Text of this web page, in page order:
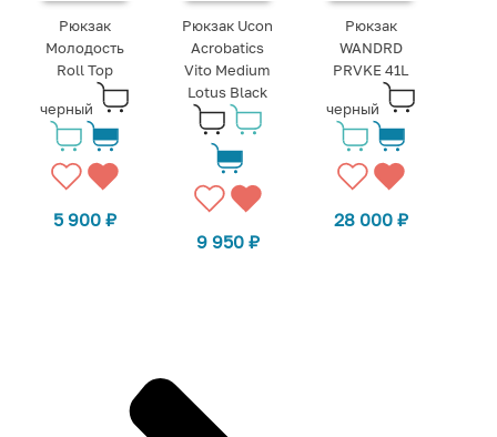
Рюкзак
Молодость
Roll Top
черный
5 900₽
Рюкзак Ucon
Acrobatics
Vito Medium
Lotus Black
9 950 ₽
Рюкзак
WANDRD
PRVKE 41L
черный
28 000 ₽